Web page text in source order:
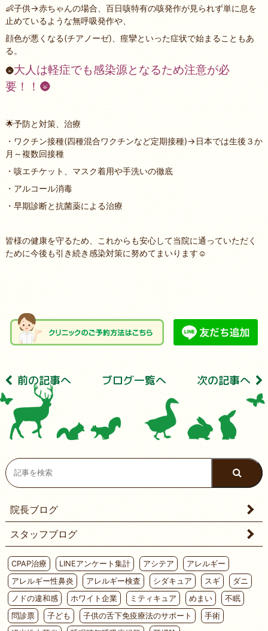
👶子供→赤ちゃんの場合、百日咳特有の咳発作が見られず単に息を
止めているような無呼吸発作や、
顔色が悪くなる(チアノーゼ)、痙攣といった症状で始まることもあ
る。
🌚大人は軽症でも感染源となるため注意が必
要！！🌚
🌟予防と対策、治療
・ワクチン接種(四種混合ワクチンなど定期接種)→日本では生後３か
月～複数回接種
・咳エチケット、マスク着用や手洗いの徹底
・アルコール消毒
・早期診断と抗菌薬による治療
皆様の健康を守るため、これからも安心して当院に通っていただく
ために今後も引き続き感染対策に努めてまいります☺
院長ブログ
スタッフブログ
CPAP治療 LINEアンケート集計 アシテア
アレルギー
アレルギー性鼻炎
アレルギー検査 シダキュア スギ
ダニ
ノドの違和感
ホワイト企業 ミティキュア めまい
不眠
問診票
子ども 子供の舌下免疫療法のサポート
手術
前の記事へ ブログ⼀覧へ 次の記事へ